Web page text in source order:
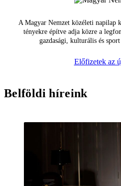
A Magyar Nemzet közéleti napilap
tényekre építve adja közre a
gazdasági, kulturális és
Előfizetek az
Belföldi híreink